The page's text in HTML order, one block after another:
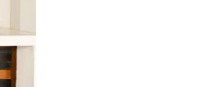
of swipen.